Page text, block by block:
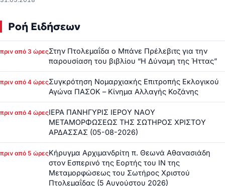
Ροή Ειδήσεων
πριν από 3 ώρεςΣτην Πτολεμαΐδα ο Μπάνε Πρέλεβιτς για την
παρουσίαση του βιβλίου “Η Δύναμη της Ήττας”
πριν από 4 ώρεςΣυγκρότηση Νομαρχιακής Επιτροπής Εκλογικού
Αγώνα ΠΑΣΟΚ – Κίνημα Αλλαγής Κοζάνης
πριν από 4 ώρεςΙΕΡΑ ΠΑΝΗΓΥΡΙΣ ΙΕΡΟΥ ΝΑΟΥ
ΜΕΤΑΜΟΡΦΩΣΕΩΣ ΤΗΣ ΣΩΤΗΡΟΣ ΧΡΙΣΤΟΥ
ΑΡΔΑΣΣΑΣ (05-08-2026)
πριν από 5 ώρεςΚήρυγμα Αρχιμανδρίτη π. Θεωνά Αθανασιάδη
στον Εσπερινό της Εορτής του ΙΝ της
Μεταμορφώσεως του Σωτήρος Χριστού
Πτολεμαΐδας (5 Αυγούστου 2026)